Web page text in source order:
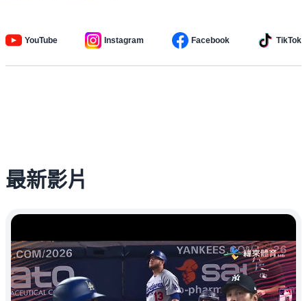
YouTube Instagram Facebook TikTok
最新影片